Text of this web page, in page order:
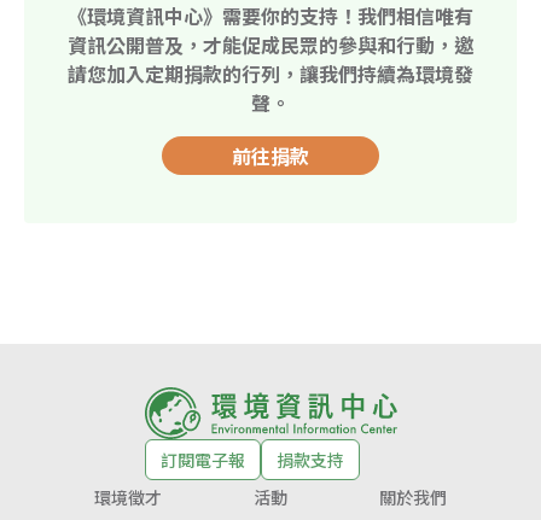
《環境資訊中心》需要你的支持！我們相信唯有
資訊公開普及，才能促成民眾的參與和行動，邀
請您加入定期捐款的行列，讓我們持續為環境發
聲。
前往捐款
訂閱電子報
捐款支持
環境徵才
活動
關於我們